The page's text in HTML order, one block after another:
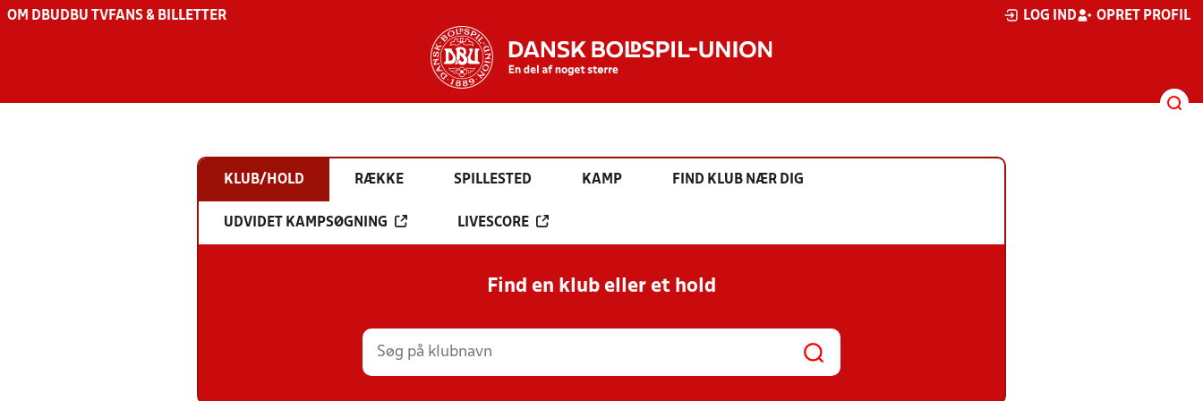
OM DBU DBU TV FANS & BILLETTER LOG IND OPRET PROFIL
KLUB/HOLD RÆKKE SPILLESTED KAMP FIND KLUB NÆR DIG
UDVIDET KAMPSØGNING LIVESCORE
Find en klub eller et hold